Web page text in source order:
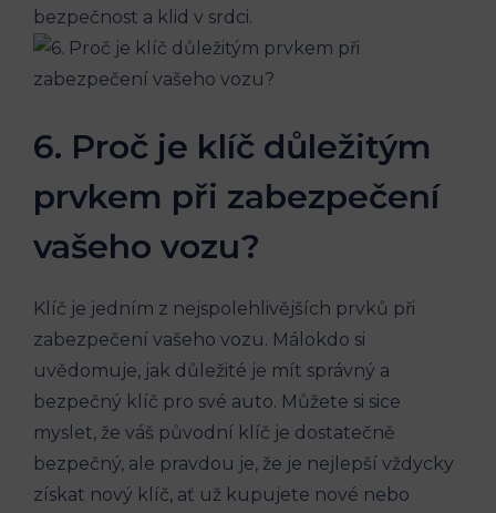
bezpečnost a klid v srdci.
6. Proč je klíč důležitým‌
prvkem při zabezpečení
vašeho vozu?
Klíč je ⁣jedním⁢ z nejspolehlivějších prvků při
zabezpečení⁢ vašeho ​vozu. Málokdo‍ si
uvědomuje, jak důležité je ​mít správný a
bezpečný ⁢klíč pro své auto. Můžete⁣ si sice
myslet, že váš původní⁤ klíč je ‍dostatečně⁣
bezpečný, ale⁣ pravdou⁤ je,⁢ že ‍je nejlepší vždycky
získat nový ​klíč, ať už kupujete nové⁤ nebo